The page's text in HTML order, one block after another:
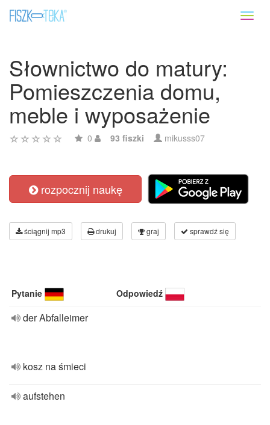
Słownictwo do matury:
Pomieszczenia domu,
meble i wyposażenie
0 93 fiszki mikusss07
rozpocznij naukę
ściągnij mp3 drukuj graj sprawdź się
Pytanie Odpowiedź
der Abfalleimer
kosz na śmieci
aufstehen